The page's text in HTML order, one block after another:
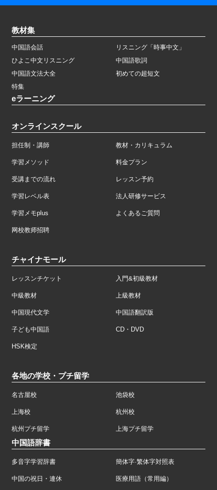
教材集
中国語会話
リスニング「時事中文」
ひよこ中文リスニング
中国語歌詞
中国語文法大全
初めての超短文
特集
eラーニング
オンラインスクール
担任制・講師 教材・カリキュラム
学習メソッド 料金プラン
受講までの流れ レッスン予約
学習レベル表 法人研修サービス
学習メモplus よくあるご質問
网校教师招聘
チャイナモール
レッスンチケット 入門&初級教材
中級教材 上級教材
中国現代文学 中国語翻訳版
子ども中国語 CD・DVD
HSK検定
各地の学校・プチ留学
名古屋校 池袋校
上海校 杭州校
杭州プチ留学 上海プチ留学
中国語辞書
多音字学習辞書 簡体字·繁体字対照表
中国の祝日・連休 医療用語（常用編）